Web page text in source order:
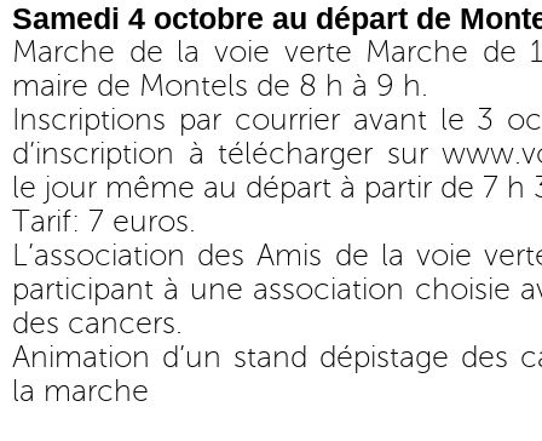
Samedi 4 octobre au départ de
Marche de la voie verte Marche de
maire de Montels de 8 h à 9 h.
Inscriptions par courrier avant le 3
d’inscription à télécharger sur
le jour même au départ à partir de 7 h
Tarif: 7 euros.
L’association des Amis de la voie
participant à une association choisie
des cancers.
Animation d’un stand dépistage des
la marche